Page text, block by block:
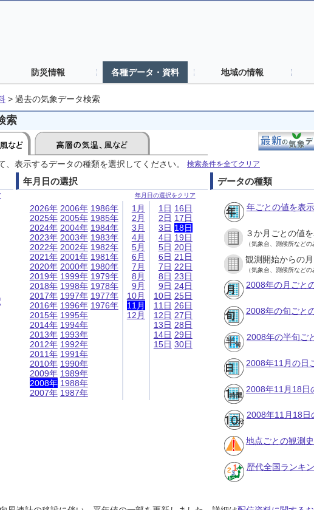
防災情報 各種データ・資料 地域の情報
> 過去の気象データ検索
索
、表示するデータの種類を選択してください。 検索条件を全てクリア
年月日の選択
年月日の選択をクリア
2026年
2025年
2024年
2023年
2022年
2021年
2020年
2019年
2018年
2017年
2016年
2015年
2014年
2013年
2012年
2011年
2010年
2009年
2008年
2007年
2006年
2005年
2004年
2003年
2002年
2001年
2000年
1999年
1998年
1997年
1996年
1995年
1994年
1993年
1992年
1991年
1990年
1989年
1988年
1987年
1986年
1985年
1984年
1983年
1982年
1981年
1980年
1979年
1978年
1977年
1976年
1月
2月
3月
4月
5月
6月
7月
8月
9月
10月
11月
12月
1日
2日
3日
4日
5日
6日
7日
8日
9日
10日
11日
12日
13日
14日
15日
16日
17日
18日
19日
20日
21日
22日
23日
24日
25日
26日
27日
28日
29日
30日
データの種類
年ごとの値を表示
３か月ごとの値
（気象台、測候所などの
観測開始からの
（気象台、測候所などの
2008年の月ごと
2008年の旬ごと
2008年の半旬ご
2008年11月の日
2008年11月18日
2008年11月18日
地点ごとの観測
歴代全国ランキ